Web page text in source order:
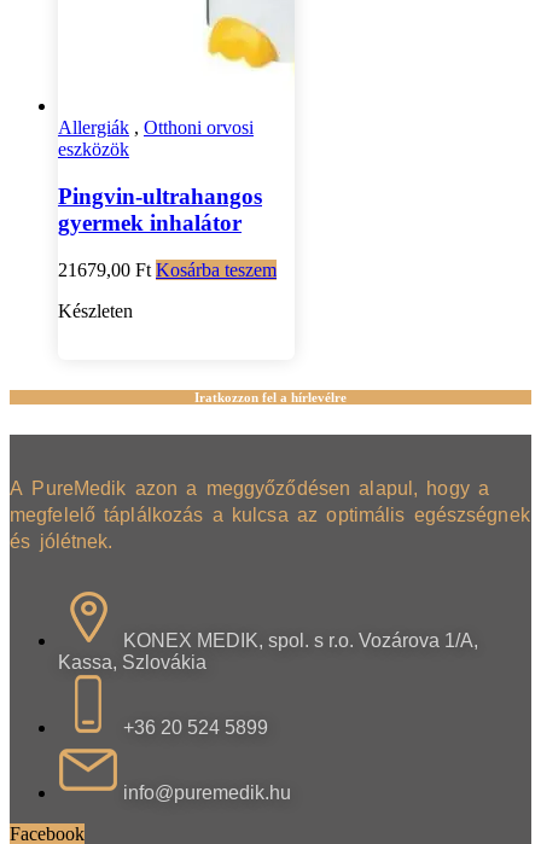
Allergiák , Otthoni orvosi
eszközök
Pingvin-ultrahangos
gyermek inhalátor
21679,00 Ft Kosárba teszem
Készleten
Iratkozzon fel a hírlevélre
A PureMedik azon a meggyőződésen alapul, hogy a
megfelelő táplálkozás a kulcsa az optimális egészségnek
és jólétnek.
KONEX MEDIK, spol. s r.o. Vozárova 1/A,
Kassa, Szlovákia
+36 20 524 5899
info@puremedik.hu
Facebook